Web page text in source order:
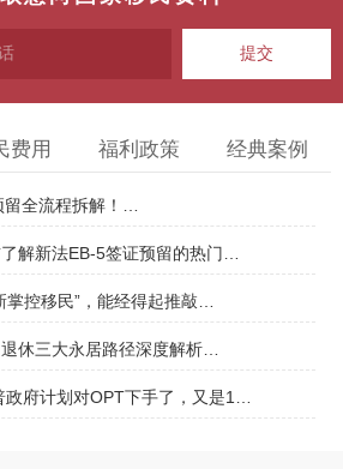
提交
费用 福利政策 经典案例
留全流程拆解！…
解新法EB-5签证预留的热门…
掌控移民”，能经得起推敲…
休三大永居路径深度解析…
政府计划对OPT下手了，又是1…